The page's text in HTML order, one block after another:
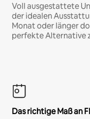
Voll ausgestattete
der idealen
Monat oder länger
perfekte Alternative
Das richtige Maß an